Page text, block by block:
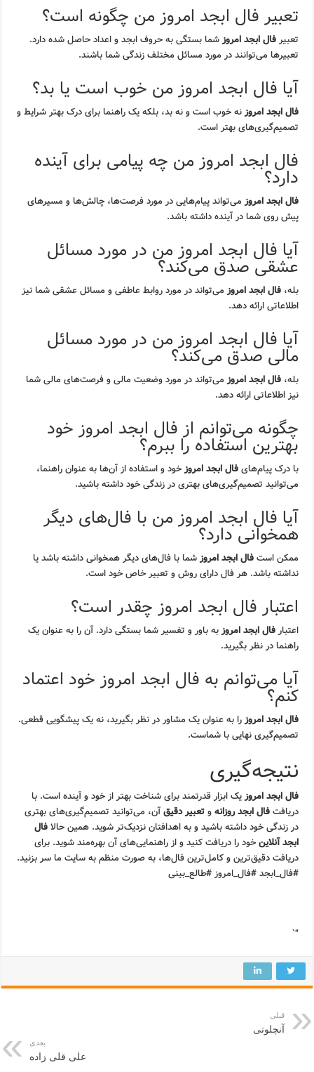
تعبیر فال ابجد امروز من چگونه است؟
تعبیرفال ابجد امروزشما بستگی به حروف ابجد و اعداد حاصل شده دارد.
تعبیرها می‌توانند در مورد مسائل مختلف زندگی شما باشند.
آیا فال ابجد امروز من خوب است یا بد؟
فال ابجد امروزنه خوب است و نه بد، بلکه یک راهنما برای درک بهتر شرایط و
تصمیم‌گیری‌های بهتر است.
فال ابجد امروز من چه پیامی برای آینده
دارد؟
فال ابجد امروزمی‌تواند پیام‌هایی در مورد فرصت‌ها، چالش‌ها و مسیرهای
پیش روی شما در آینده داشته باشد.
آیا فال ابجد امروز من در مورد مسائل
عشقی صدق می‌کند؟
بله،فال ابجد امروزمی‌تواند در مورد روابط عاطفی و مسائل عشقی شما نیز
اطلاعاتی ارائه دهد.
آیا فال ابجد امروز من در مورد مسائل
مالی صدق می‌کند؟
بله،فال ابجد امروزمی‌تواند در مورد وضعیت مالی و فرصت‌های مالی شما
نیز اطلاعاتی ارائه دهد.
چگونه می‌توانم از فال ابجد امروز خود
بهترین استفاده را ببرم؟
با درک پیام‌هایفال ابجد امروزخود و استفاده از آن‌ها به عنوان راهنما،
می‌توانید تصمیم‌گیری‌های بهتری در زندگی خود داشته باشید.
آیا فال ابجد امروز من با فال‌های دیگر
همخوانی دارد؟
ممکن استفال ابجد امروزشما با فال‌های دیگر همخوانی داشته باشد یا
نداشته باشد. هر فال دارای روش و تعبیر خاص خود است.
اعتبار فال ابجد امروز چقدر است؟
اعتبارفال ابجد امروزبه باور و تفسیر شما بستگی دارد. آن را به عنوان یک
راهنما در نظر بگیرید.
آیا می‌توانم به فال ابجد امروز خود اعتماد
کنم؟
فال ابجد امروزرا به عنوان یک مشاور در نظر بگیرید، نه یک پیشگویی قطعی.
تصمیم‌گیری نهایی با شماست.
نتیجه‌گیری
فال ابجد امروزیک ابزار قدرتمند برای شناخت بهتر از خود و آینده است. با
دریافتفال ابجد روزانهوتعبیر دقیقآن، می‌توانید تصمیم‌گیری‌های بهتری
در زندگی خود داشته باشید و به اهدافتان نزدیک‌تر شوید. همین حالافال
ابجد آنلاینخود را دریافت کنید و از راهنمایی‌های آن بهره‌مند شوید. برای
دریافت دقیق‌ترین و کامل‌ترین فال‌ها، به صورت منظم به سایت ما سر بزنید.
#فال_ابجد #فال_امروز #طالع_بینی
“`
قبلی
آنچلوتی
بعدی
علی قلی زاده